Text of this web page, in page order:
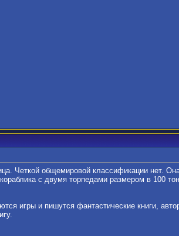
Четкой общемировой классификации нет.
с двумя торпедами размером в 100
игры и пишутся фантастические книги,